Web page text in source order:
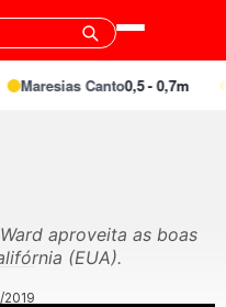
Maresias Canto0,5 - 0,7m
aproveita as boas
(EUA).